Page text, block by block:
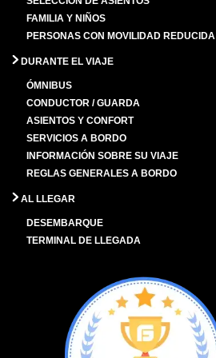
FAMILIA Y NIÑOS
PERSONAS CON MOVILIDAD REDUCIDA
DURANTE EL VIAJE
ÓMNIBUS
CONDUCTOR / GUARDA
ASIENTOS Y CONFORT
SERVICIOS A BORDO
INFORMACIÓN SOBRE SU VIAJE
REGLAS GENERALES A BORDO
AL LLEGAR
DESEMBARQUE
TERMINAL DE LLEGADA